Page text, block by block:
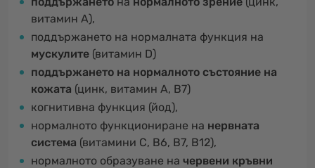
витамин A),
поддържането на нормалната функция на
мускулите (витамин D)
поддържането на нормалното състояние на
кожата (цинк, витамин A, B7)
когнитивна функция (йод),
нормалното функциониране на нервната
система (витамини C, B6, B7, B12),
нормалното образуване на червени кръвни